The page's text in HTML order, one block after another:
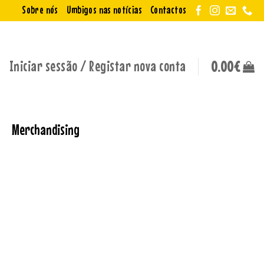
Sobre nós Umbigos nas notícias Contactos
Iniciar sessão / Registar nova conta 0.00€
Merchandising